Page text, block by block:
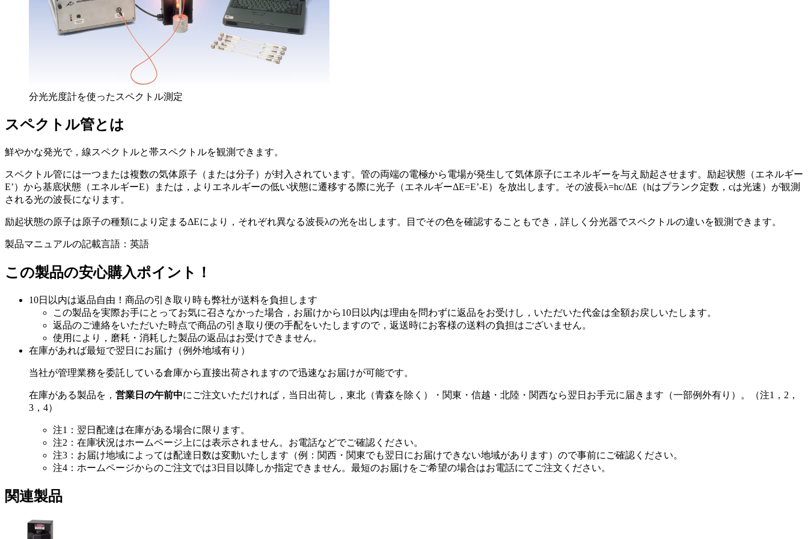
分光光度計を使ったスペクトル測定
スペクトル管とは
鮮やかな発光で，線スペクトルと帯スペクトルを観測できます。
スペクトル管には一つまたは複数の気体原子（または分子）が封入されています。管の両端の電極から電場が発生して気体原子にエネルギーを与え励起させます。励起状態（エネルギー
E’）から基底状態（エネルギーE）または，よりエネルギーの低い状態に遷移する際に光子（エネルギーΔE=E’-E）を放出します。その波長λ=hc/ΔE（hはプランク定数，cは光速）が観測
される光の波長になります。
励起状態の原子は原子の種類により定まるΔEにより，それぞれ異なる波長λの光を出します。目でその色を確認することもでき，詳しく分光器でスペクトルの違いを観測できます。
製品マニュアルの記載言語：英語
この製品の安心購入ポイント！
10日以内は返品自由！商品の引き取り時も弊社が送料を負担します
この製品を実際お手にとってお気に召さなかった場合，お届けから10日以内は理由を問わずに返品をお受けし，いただいた代金は全額お戻しいたします。
返品のご連絡をいただいた時点で商品の引き取り便の手配をいたしますので，返送時にお客様の送料の負担はございません。
使用により，磨耗・消耗した製品の返品はお受けできません。
在庫があれば最短で翌日にお届け（例外地域有り）
当社が管理業務を委託している倉庫から直接出荷されますので迅速なお届けが可能です。
在庫がある製品を， 営業日の午前中にご注文いただければ，当日出荷し，東北（青森を除く）・関東・信越・北陸・関西なら翌日お手元に届きます（一部例外有り）。（注1，2，
3，4）
注1：翌日配達は在庫がある場合に限ります。
注2：在庫状況はホームページ上には表示されません。お電話などでご確認ください。
注3：お届け地域によっては配達日数は変動いたします（例：関西・関東でも翌日にお届けできない地域があります）ので事前にご確認ください。
注4：ホームページからのご注文では3日目以降しか指定できません。最短のお届けをご希望の場合はお電話にてご注文ください。
関連製品